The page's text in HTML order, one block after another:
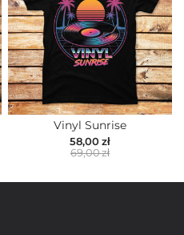
Vinyl Sunrise
58,00 zł
69,00 zł